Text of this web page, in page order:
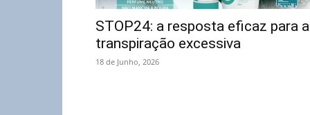
STOP24: a resposta eficaz para a
transpiração excessiva
18 de Junho, 2026